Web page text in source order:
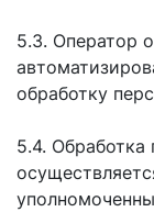
5.3. Оператор
обработку
5.4. Обработка